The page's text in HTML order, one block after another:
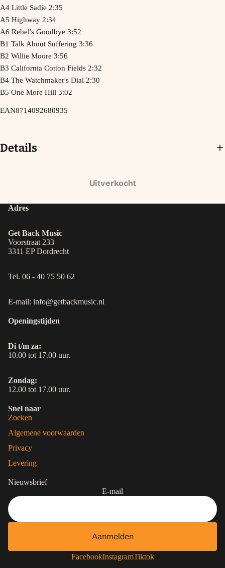
A4 Little Sadie 2:35
A5 Highway 2:34
A6 Rebel's Goodbye 3:52
B1 Talk About Suffering 3:36
B2 Willie Moore 3:56
B3 California Cotton Fields 2:32
B4 The Watchmaker's Dial 2:30
B5 One More Hill 3:02
EAN8714092680935
Details
Uitverkocht
Adres
Get Back Music
Voorstraat 233
3311 EP Dordrecht
Tel. 06 - 40 75 50 62
E-mail: info@getbackmusic.nl
Openingstijden
Di t/m za:
10.00 tot 17.00 uur.
Zondag:
12.00 tot 17.00 uur.
Snel naar
Zoeken
Algemene voorwaarden
Privacy
Levering
Nieuwsbrief
E-mail
Aanmelden
FacebookInstagramTiktok
Privacybeleid